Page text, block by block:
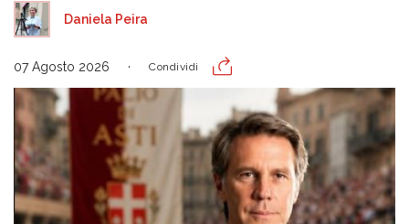
Daniela Peira
07 Agosto 2026 Condividi